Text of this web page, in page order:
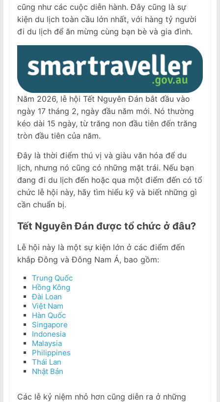
cũng như các cuộc diễn hành. Đây cũng là sự
kiện du lịch toàn cầu lớn nhất, với hàng tỷ người
đi du lịch để ăn mừng cùng bạn bè và gia đình.
Năm 2026, lễ hội Tết Nguyên Đán bắt đầu vào
ngày 17 tháng 2, ngày đầu năm mới. Nó thường
kéo dài 15 ngày, từ trăng non đầu tiên đến trăng
tròn đầu tiên của năm.
Đây là thời điểm thú vị và giàu văn hóa để du
lịch, nhưng nó cũng có những mặt trái. Nếu bạn
đang đi du lịch đến hoặc qua một điểm đến có tổ
chức lễ hội này, hãy tìm hiểu kỹ và biết những gì
cần chuẩn bị.
Tết Nguyên Đán được tổ chức ở đâu?
Lễ hội này là một sự kiện lớn ở các điểm đến
khắp Đông và Đông Nam Á, bao gồm:
Trung Quốc
Hồng Kông
Đài Loan
Việt Nam
Hàn Quốc
Singapore
Indonesia
Malaysia
Philippines
Thái Lan
Nhật Bản
Các lễ kỷ niệm nhỏ hơn cũng diễn ra ở những